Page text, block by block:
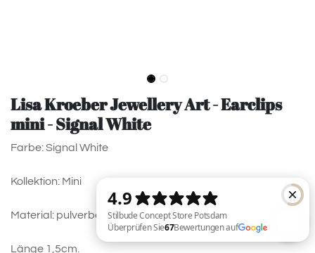
Lisa Kroeber Jewellery Art - Earclips
mini - Signal White
Farbe: Signal White
Kollektion: Mini
Material: pulverbeschichtetes Messing, 925 Silver
Länge 1,5cm.